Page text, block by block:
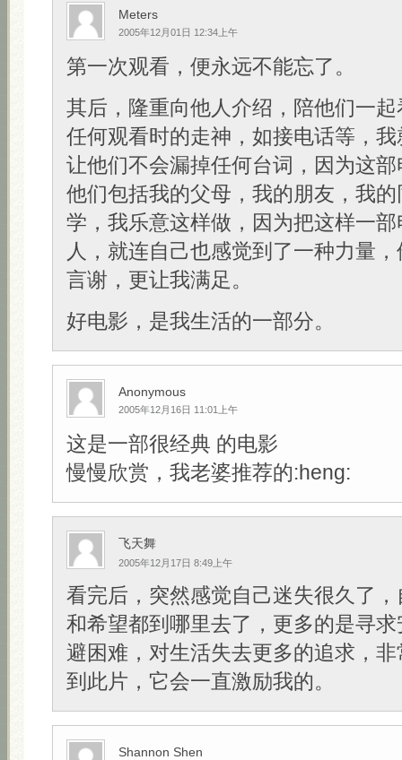
Meters
2005年12月01日 12:34上午
第一次观看，便永远不能忘了。
其后，隆重向他人介绍，陪他们一
任何观看时的走神，如接电话等，
让他们不会漏掉任何台词，因为这
他们包括我的父母，我的朋友，我
学，我乐意这样做，因为把这样一
人，就连自己也感觉到了一种力量
言谢，更让我满足。
好电影，是我生活的一部分。
Anonymous
2005年12月16日 11:01上午
这是一部很经典 的电影
慢慢欣赏，我老婆推荐的:heng:
飞天舞
2005年12月17日 8:49上午
看完后，突然感觉自己迷失很久了
和希望都到哪里去了，更多的是寻
避困难，对生活失去更多的追求，
到此片，它会一直激励我的。
Shannon Shen